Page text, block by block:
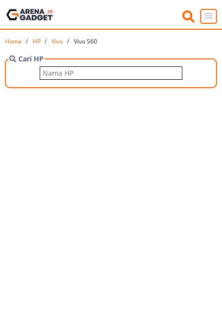
Home HP Vivo Vivo S60
Cari HP